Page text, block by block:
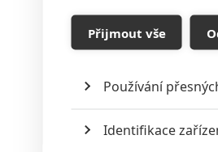
Přijmout vše
Používání
Identifikace